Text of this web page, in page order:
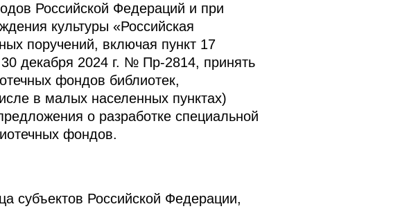
Российской Федераций и при
культуры «Российская
поручений, включая пункт 17
декабря 2024 г. № Пр-2814, принять
фондов библиотек,
в малых населенных пунктах)
о разработке специальной
фондов.
Российской Федерации,